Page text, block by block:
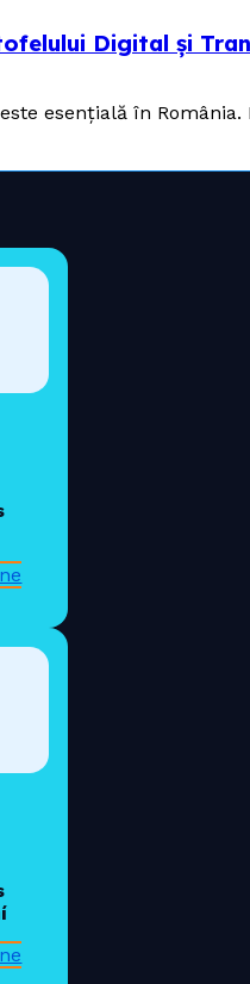
Digital și
esențială în